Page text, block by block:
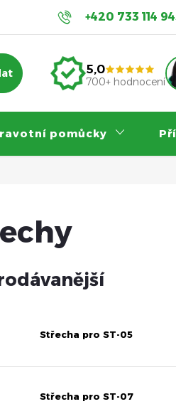
+420 733 114
Servis a záruka Příspěvky na
5,0
700+ hodnocení
pomůcky
Střecha pro ST-05
Střecha pro ST-07